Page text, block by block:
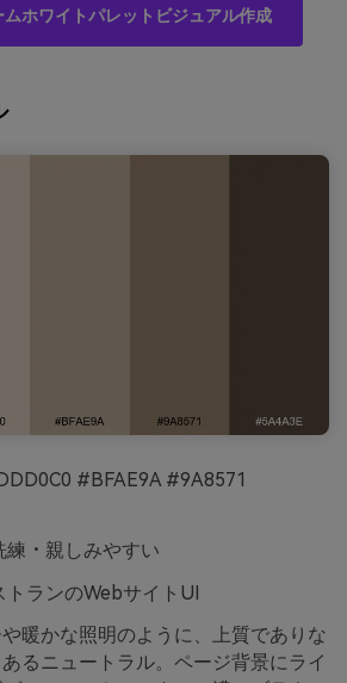
ホワイトパレットビジュアル作成
#BFAE9A #9A8571
練・親しみやすい
トランのWebサイトUI
暖かな照明のように、上質でありな
るニュートラル。ページ背景にライ